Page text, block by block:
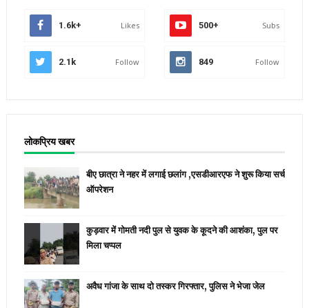
1.6k+ Likes 500+ Subs
2.1k Follow 849 Follow
लोकप्रिय खबर
बीए छात्रा ने नहर में लगाई छलांग ,एसडीआरएफ ने शुरू किया सर्च
ऑपरेशन
कुड़वार में गोमती नदी पुल से युवक के कूदने की आशंका, पुल पर
मिला चप्पल
अवैध गांजा के साथ दो तस्कर गिरफ्तार, पुलिस ने भेजा जेल